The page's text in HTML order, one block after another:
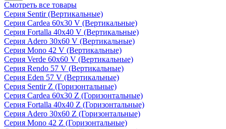
Смотреть все товары
Серия Sentir (Вертикальные)
Серия Cardea 60х30 V (Вертикальные)
Серия Fortalla 40х40 V (Вертикальные)
Серия Adero 30х60 V (Вертикальные)
Серия Mono 42 V (Вертикальные)
Серия Verde 60х60 V (Вертикальные)
Серия Rendo 57 V (Вертикальные)
Серия Eden 57 V (Вертикальные)
Серия Sentir Z (Горизонтальные)
Серия Cardea 60х30 Z (Горизонтальные)
Серия Fortalla 40х40 Z (Горизонтальные)
Серия Adero 30х60 Z (Горизонтальные)
Серия Mono 42 Z (Горизонтальные)